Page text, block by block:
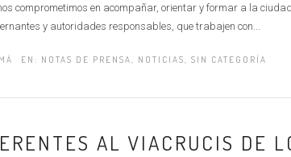
comprometimos en acompañar, orientar y formar a la
y autoridades responsables, que trabajen con...
EN: NOTAS DE PRENSA, NOTICIAS, SIN CATEGORÍA
AL VIACRUCIS DE